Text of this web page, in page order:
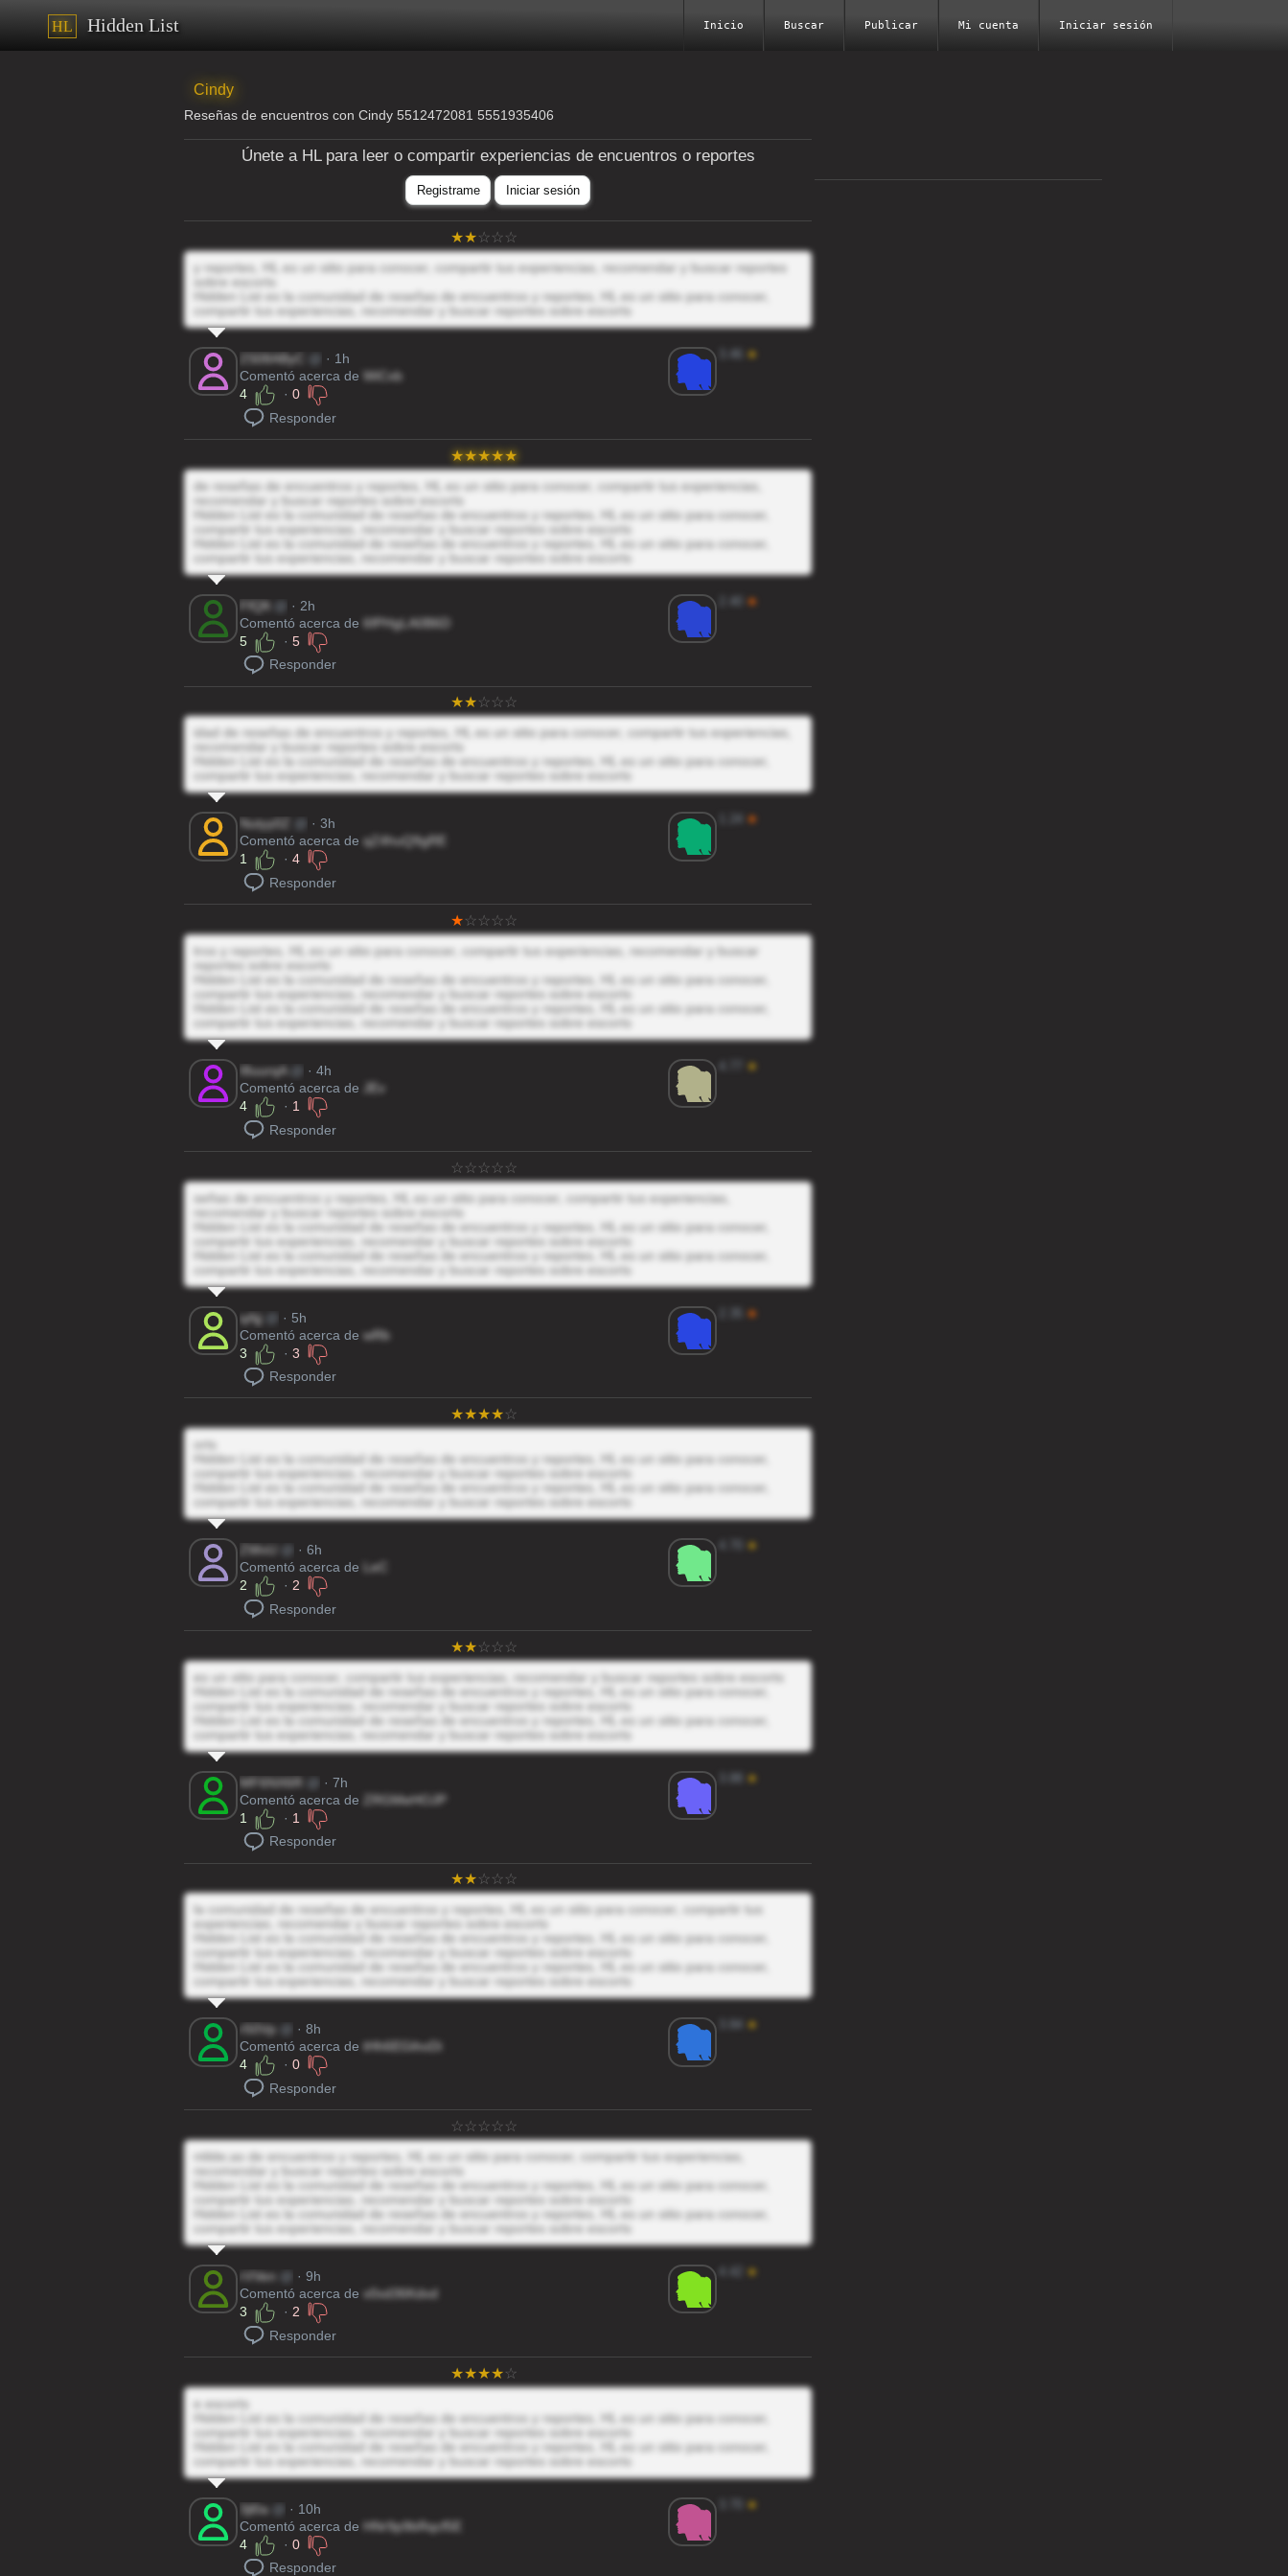
HL Hidden List Inicio Buscar Publicar Mi cuenta Iniciar sesión
Cindy
Reseñas de encuentros con Cindy 5512472081 5551935406
Únete a HL para leer o compartir experiencias de encuentros o reportes
Registrame Iniciar sesión
y reportes, HL es un sitio para conocer, compartir tus experiencias, recomendar y buscar reportes
sobre escorts
Hidden List es la comunidad de reseñas de encuentros y reportes, HL es un sitio para conocer,
compartir tus experiencias, recomendar y buscar reportes sobre escorts
2S08AByC
· 1h
Comentó acerca de
WiCxb
4
· 0
Responder
★
de reseñas de encuentros y reportes, HL es un sitio para conocer, compartir tus experiencias,
recomendar y buscar reportes sobre escorts
Hidden List es la comunidad de reseñas de encuentros y reportes, HL es un sitio para conocer,
compartir tus experiencias, recomendar y buscar reportes sobre escorts
Hidden List es la comunidad de reseñas de encuentros y reportes, HL es un sitio para conocer,
compartir tus experiencias, recomendar y buscar reportes sobre escorts
· 2h
Comentó acerca de
6fPHgLA0B6D
5
· 5
Responder
★
idad de reseñas de encuentros y reportes, HL es un sitio para conocer, compartir tus experiencias,
recomendar y buscar reportes sobre escorts
Hidden List es la comunidad de reseñas de encuentros y reportes, HL es un sitio para conocer,
compartir tus experiencias, recomendar y buscar reportes sobre escorts
Nutyy0Z
· 3h
Comentó acerca de qZ4huQ9gRE
1
· 4
Responder
★
tros y reportes, HL es un sitio para conocer, compartir tus experiencias, recomendar y buscar
reportes sobre escorts
Hidden List es la comunidad de reseñas de encuentros y reportes, HL es un sitio para conocer,
compartir tus experiencias, recomendar y buscar reportes sobre escorts
Hidden List es la comunidad de reseñas de encuentros y reportes, HL es un sitio para conocer,
compartir tus experiencias, recomendar y buscar reportes sobre escorts
I8uurqA
· 4h
Comentó acerca de
JEv
4
· 1
Responder
★
señas de encuentros y reportes, HL es un sitio para conocer, compartir tus experiencias,
recomendar y buscar reportes sobre escorts
Hidden List es la comunidad de reseñas de encuentros y reportes, HL es un sitio para conocer,
compartir tus experiencias, recomendar y buscar reportes sobre escorts
Hidden List es la comunidad de reseñas de encuentros y reportes, HL es un sitio para conocer,
compartir tus experiencias, recomendar y buscar reportes sobre escorts
qAjj
· 5h
Comentó acerca de wRb
3
· 3
Responder
★
orts
Hidden List es la comunidad de reseñas de encuentros y reportes, HL es un sitio para conocer,
compartir tus experiencias, recomendar y buscar reportes sobre escorts
Hidden List es la comunidad de reseñas de encuentros y reportes, HL es un sitio para conocer,
compartir tus experiencias, recomendar y buscar reportes sobre escorts
ZWvU
· 6h
Comentó acerca de
LeC
2
· 2
Responder
★
es un sitio para conocer, compartir tus experiencias, recomendar y buscar reportes sobre escorts
Hidden List es la comunidad de reseñas de encuentros y reportes, HL es un sitio para conocer,
compartir tus experiencias, recomendar y buscar reportes sobre escorts
Hidden List es la comunidad de reseñas de encuentros y reportes, HL es un sitio para conocer,
compartir tus experiencias, recomendar y buscar reportes sobre escorts
MF6NX6R
· 7h
Comentó acerca de
ZRGMeHOJP
1
· 1
Responder
★
la comunidad de reseñas de encuentros y reportes, HL es un sitio para conocer, compartir tus
experiencias, recomendar y buscar reportes sobre escorts
Hidden List es la comunidad de reseñas de encuentros y reportes, HL es un sitio para conocer,
compartir tus experiencias, recomendar y buscar reportes sobre escorts
Hidden List es la comunidad de reseñas de encuentros y reportes, HL es un sitio para conocer,
compartir tus experiencias, recomendar y buscar reportes sobre escorts
r50Vp
· 8h
Comentó acerca de
tHh6EGihoDi
4
· 0
Responder
★
ntilde;as de encuentros y reportes, HL es un sitio para conocer, compartir tus experiencias,
recomendar y buscar reportes sobre escorts
Hidden List es la comunidad de reseñas de encuentros y reportes, HL es un sitio para conocer,
compartir tus experiencias, recomendar y buscar reportes sobre escorts
Hidden List es la comunidad de reseñas de encuentros y reportes, HL es un sitio para conocer,
compartir tus experiencias, recomendar y buscar reportes sobre escorts
rVVen
· 9h
Comentó acerca de v0xd36Kdxd
3
· 2
Responder
★
e escorts
Hidden List es la comunidad de reseñas de encuentros y reportes, HL es un sitio para conocer,
compartir tus experiencias, recomendar y buscar reportes sobre escorts
Hidden List es la comunidad de reseñas de encuentros y reportes, HL es un sitio para conocer,
compartir tus experiencias, recomendar y buscar reportes sobre escorts
3jl0a
· 10h
Comentó acerca de HNr9p9bRqcf5E
4
· 0
Responder
★